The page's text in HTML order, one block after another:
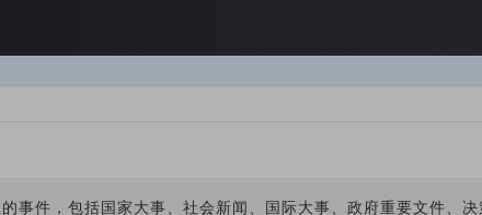
事件，包括国家大事、社会新闻、国际大事、政府重要文件、